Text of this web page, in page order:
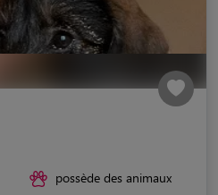
possède des animaux